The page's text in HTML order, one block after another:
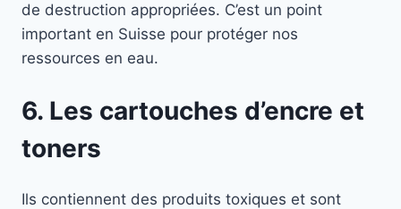
de destruction appropriées. C’est un point
important en Suisse pour protéger nos
ressources en eau.
6. Les cartouches d’encre et
toners
Ils contiennent des produits toxiques et sont